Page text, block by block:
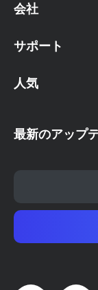
会社
サポート
人気
最新のアップ